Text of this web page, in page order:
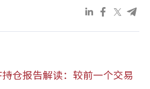
仓报告解读：较前一个交易